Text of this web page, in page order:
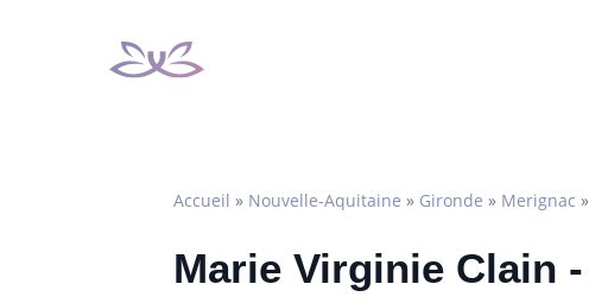
Accueil » Nouvelle-Aquitaine » Gironde » Merignac »
Marie Virginie Clain